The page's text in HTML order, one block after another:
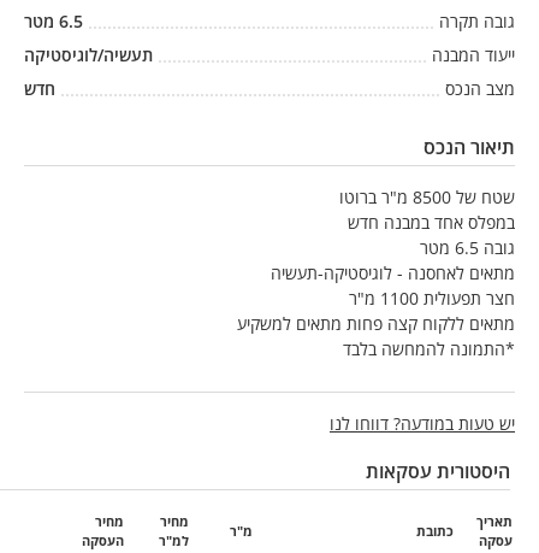
גובה תקרה
6.5 מטר
ייעוד המבנה
תעשיה/לוגיסטיקה
מצב הנכס
חדש
תיאור הנכס
שטח של 8500 מ"ר ברוטו
במפלס אחד במבנה חדש
גובה 6.5 מטר
מתאים לאחסנה - לוגיסטיקה-תעשיה
חצר תפעולית 1100 מ"ר
מתאים ללקוח קצה פחות מתאים למשקיע
*התמונה להמחשה בלבד
יש טעות במודעה? דווחו לנו
היסטורית עסקאות
תאריך
עסקה
כתובת מ"ר
מחיר
למ"ר
מחיר
העסקה